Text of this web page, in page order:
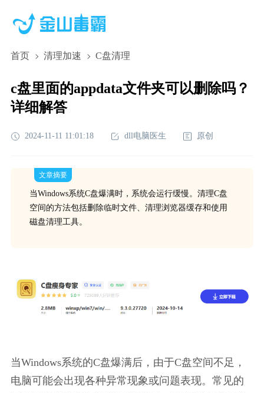
首页 清理加速 C盘清理
c盘里面的appdata文件夹可以删除吗？
详细解答
2024-11-11 11:01:18 dll电脑医生 原创
文章摘要
当Windows系统C盘爆满时，系统会运行缓慢。清理C盘
空间的方法包括删除临时文件、清理浏览器缓存和使用
磁盘清理工具。
当Windows系统的C盘爆满后，由于C盘空间不足，
电脑可能会出现各种异常现象或问题表现。常见的